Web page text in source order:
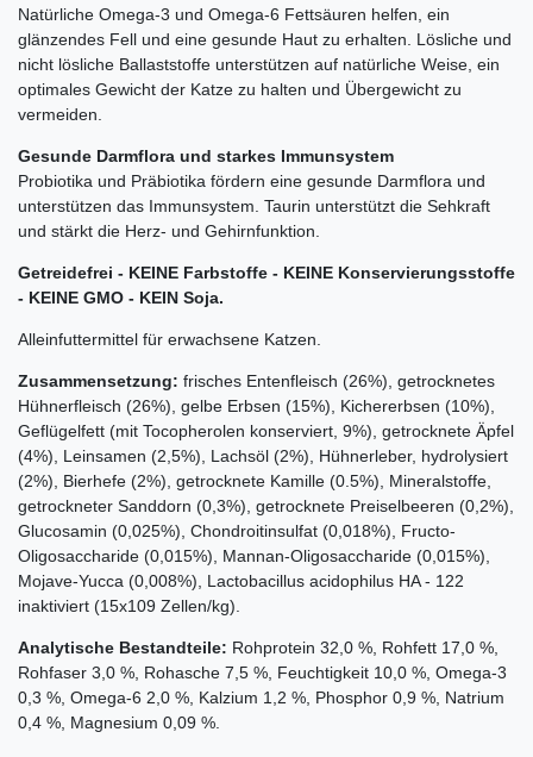
Natürliche Omega-3 und Omega-6 Fettsäuren helfen, ein
glänzendes Fell und eine gesunde Haut zu erhalten. Lösliche und
nicht lösliche Ballaststoffe unterstützen auf natürliche Weise, ein
optimales Gewicht der Katze zu halten und Übergewicht zu
vermeiden.
Gesunde Darmflora und starkes Immunsystem
Probiotika und Präbiotika fördern eine gesunde Darmflora und
unterstützen das Immunsystem. Taurin unterstützt die Sehkraft
und stärkt die Herz- und Gehirnfunktion.
Getreidefrei - KEINE Farbstoffe - KEINE Konservierungsstoffe
- KEINE GMO - KEIN Soja.
Alleinfuttermittel für erwachsene Katzen.
Zusammensetzung: frisches Entenfleisch (26%), getrocknetes
Hühnerfleisch (26%), gelbe Erbsen (15%), Kichererbsen (10%),
Geflügelfett (mit Tocopherolen konserviert, 9%), getrocknete Äpfel
(4%), Leinsamen (2,5%), Lachsöl (2%), Hühnerleber, hydrolysiert
(2%), Bierhefe (2%), getrocknete Kamille (0.5%), Mineralstoffe,
getrockneter Sanddorn (0,3%), getrocknete Preiselbeeren (0,2%),
Glucosamin (0,025%), Chondroitinsulfat (0,018%), Fructo-
Oligosaccharide (0,015%), Mannan-Oligosaccharide (0,015%),
Mojave-Yucca (0,008%), Lactobacillus acidophilus HA - 122
inaktiviert (15x109 Zellen/kg).
Analytische Bestandteile: Rohprotein 32,0 %, Rohfett 17,0 %,
Rohfaser 3,0 %, Rohasche 7,5 %, Feuchtigkeit 10,0 %, Omega-3
0,3 %, Omega-6 2,0 %, Kalzium 1,2 %, Phosphor 0,9 %, Natrium
0,4 %, Magnesium 0,09 %.